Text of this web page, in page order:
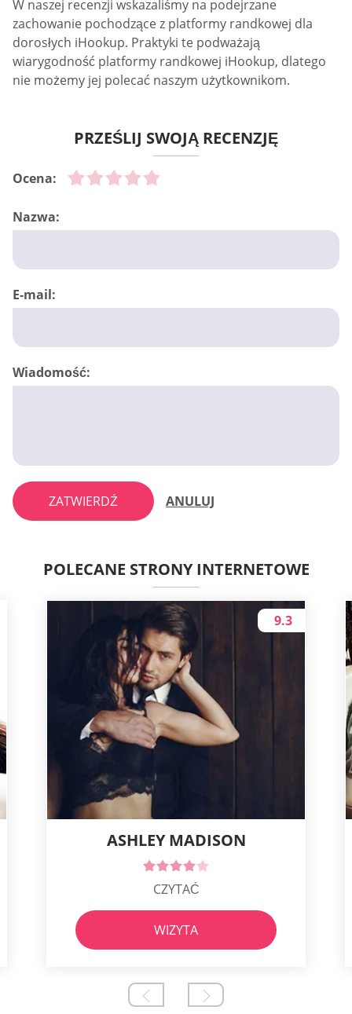
W naszej recenzji wskazaliśmy na podejrzane
zachowanie pochodzące z platformy randkowej dla
dorosłych iHookup. Praktyki te podważają
wiarygodność platformy randkowej iHookup, dlatego
nie możemy jej polecać naszym użytkownikom.
PRZEŚLIJ SWOJĄ RECENZJĘ
Ocena:
Nazwa:
E-mail:
Wiadomość:
ZATWIERDŹ ANULUJ
POLECANE STRONY INTERNETOWE
ASHLEY MADISON
9.3
CZYTAĆ
WIZYTA